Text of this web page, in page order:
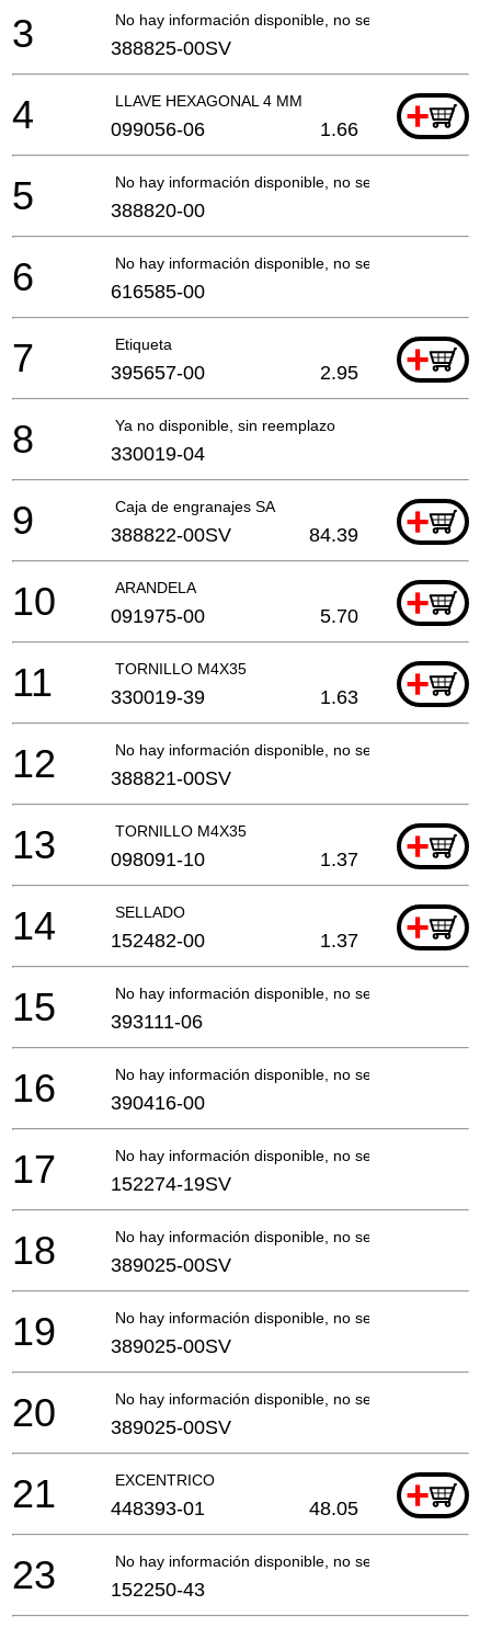
No hay información disponible, no se puede pedir
3 388825-00SV
LLAVE HEXAGONAL 4 MM +
4 099056-06 1.66
No hay información disponible, no se puede pedir
5 388820-00
No hay información disponible, no se puede pedir
6 616585-00
Etiqueta +
7 395657-00 2.95
Ya no disponible, sin reemplazo
8 330019-04
Caja de engranajes SA +
9 388822-00SV 84.39
ARANDELA +
10 091975-00 5.70
TORNILLO M4X35 +
11 330019-39 1.63
No hay información disponible, no se puede pedir
12 388821-00SV
TORNILLO M4X35 +
13 098091-10 1.37
SELLADO +
14 152482-00 1.37
No hay información disponible, no se puede pedir
15 393111-06
No hay información disponible, no se puede pedir
16 390416-00
No hay información disponible, no se puede pedir
17 152274-19SV
No hay información disponible, no se puede pedir
18 389025-00SV
No hay información disponible, no se puede pedir
19 389025-00SV
No hay información disponible, no se puede pedir
20 389025-00SV
EXCENTRICO +
21 448393-01 48.05
No hay información disponible, no se puede pedir
23 152250-43